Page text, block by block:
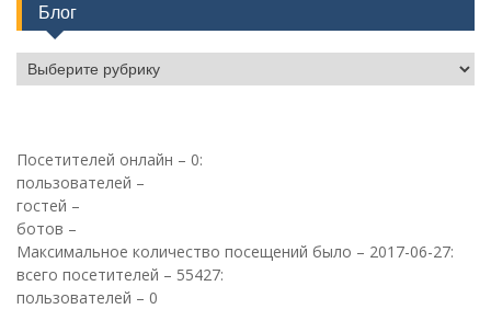
Блог
Блог
Посетителей онлайн – 0:
пользователей –
гостей –
ботов –
Максимальное количество посещений было – 2017-06-27:
всего посетителей – 55427:
пользователей – 0